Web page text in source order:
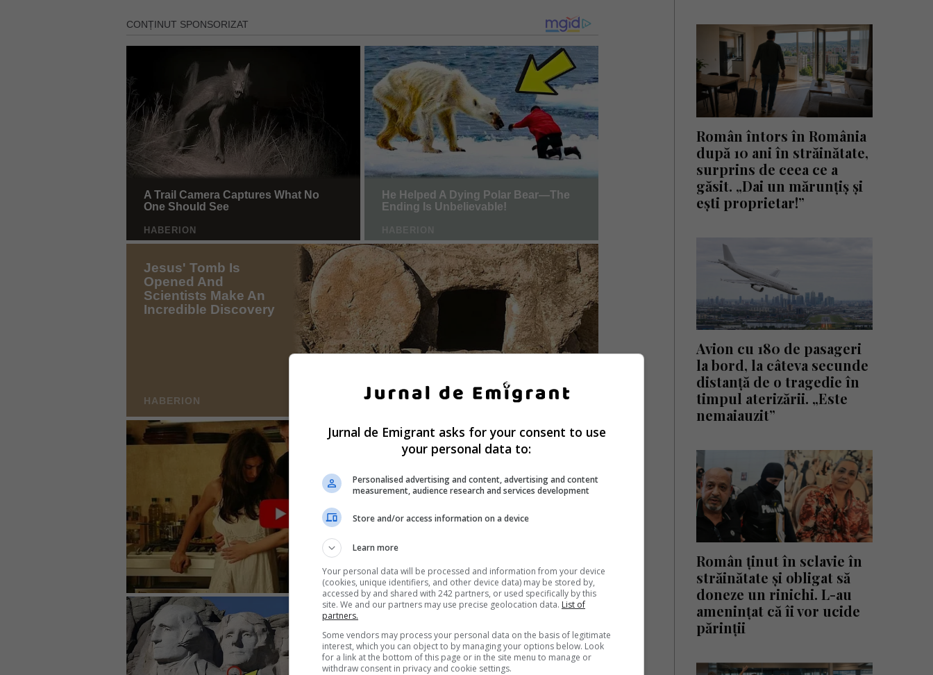
Român întors în România
după 10 ani în străinătate,
surprins de ceea ce a
găsit. „Dai un mărunțiș și
ești proprietar!”
Avion cu 180 de pasageri
la bord, la câteva secunde
distanță de o tragedie în
timpul aterizării. „Este
nemaiauzit”
Român ținut în sclavie în
străinătate și obligat să
doneze un rinichi. L-au
amenințat că îi vor ucide
părinții
Jurnal de Emigrant asks for your consent to use
your personal data to:
Personalised advertising and content, advertising and content
measurement, audience research and services development
Store and/or access information on a device
Learn more
Your personal data will be processed and information from your device
(cookies, unique identifiers, and other device data) may be stored by,
accessed by and shared with 242 partners, or used specifically by this
site. We and our partners may use precise geolocation data. List of
partners.
Some vendors may process your personal data on the basis of legitimate
interest, which you can object to by managing your options below. Look
for a link at the bottom of this page or in the site menu to manage or
withdraw consent in privacy and cookie settings.